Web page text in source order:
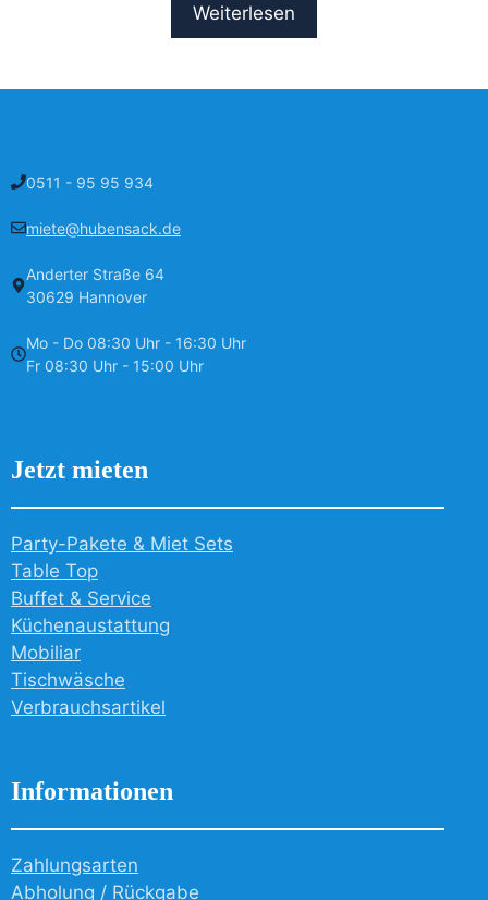
Weiterlesen
0511 - 95 95 934
miete@hubensack.de
Anderter Straße 64
30629 Hannover
Mo - Do 08:30 Uhr - 16:30 Uhr
Fr 08:30 Uhr - 15:00 Uhr
Jetzt mieten
Party-Pakete & Miet Sets
Table Top
Buffet & Service
Küchenaustattung
Mobiliar
Tischwäsche
Verbrauchsartikel
Informationen
Zahlungsarten
Abholung / Rückgabe